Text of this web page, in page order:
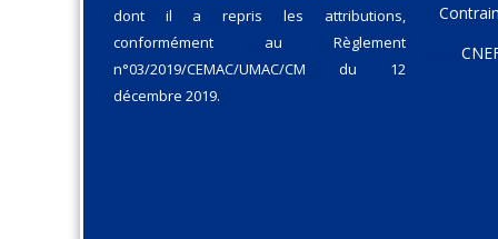
dont il a repris les attributions,
conformément au Règlement
n°03/2019/CEMAC/UMAC/CM du 12
décembre 2019.